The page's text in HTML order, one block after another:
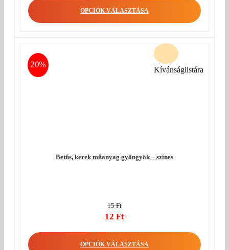
OPCIÓK VÁLASZTÁSA
20%
Betűs, kerek műanyag gyöngyök – színes
15Ft
Original
was:
12 Ft
price
OPCIÓK VÁLASZTÁSA
Kívánságlistára